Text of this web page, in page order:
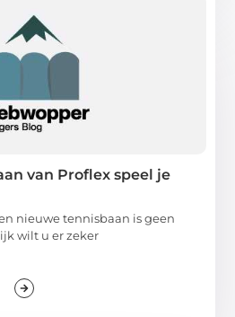
van Proflex speel je
nieuwe tennisbaan is geen
wilt u er zeker